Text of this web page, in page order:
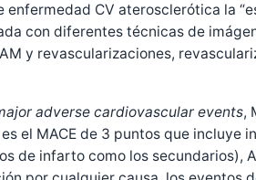
CV aterosclerótica la
con diferentes técnicas de
y revascularizaciones,
adverse cardiovascular events,
el MACE de 3 puntos que incluye
de infarto como los secundarios),